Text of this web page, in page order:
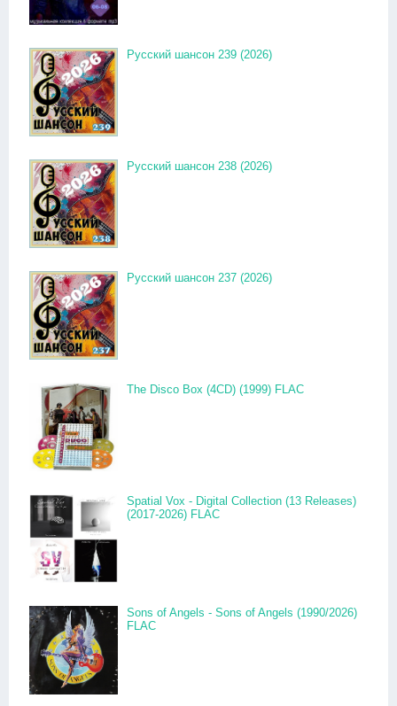
Русский шансон 239 (2026)
Русский шансон 238 (2026)
Русский шансон 237 (2026)
The Disco Box (4CD) (1999) FLAC
Spatial Vox - Digital Collection (13 Releases)
(2017-2026) FLAC
Sons of Angels - Sons of Angels (1990/2026)
FLAC